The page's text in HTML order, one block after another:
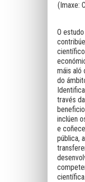
(Imaxe:
O
máis aló
do
través
inclúen
e
pública,
científica.